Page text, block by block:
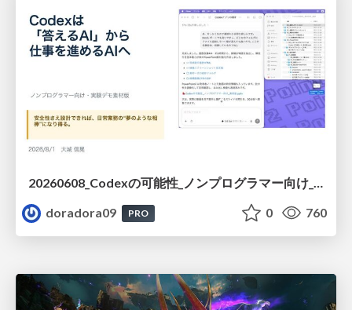
20260608_Codexの可能性_ノンプログラマー向け_大城追記
doradora09
PRO 0 760